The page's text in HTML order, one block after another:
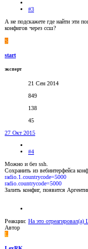
#3
А не подскажете где найти эти
конфигов через ссш?
S
start
эксперт
21 Сен 2014
849
138
45
27 Окт 2015
#4
Можно и без ssh.
Сохранить из вебинтерфейса
radio.1.countrycode=5000
radio.countrycode=5000
Залить конфиг, появится
Реакции: На это отреагировал(а)
Автор
L